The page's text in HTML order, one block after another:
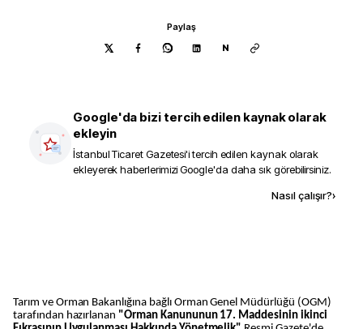
Paylaş
N
Google'da bizi tercih edilen kaynak olarak
ekleyin
İstanbul Ticaret Gazetesi'i tercih edilen kaynak olarak
ekleyerek haberlerimizi Google'da daha sık görebilirsiniz.
Nasıl çalışır?›
Tarım ve Orman Bakanlığına bağlı Orman Genel Müdürlüğü (OGM)
tarafından hazırlanan "Orman Kanununun 17. Maddesinin ikinci